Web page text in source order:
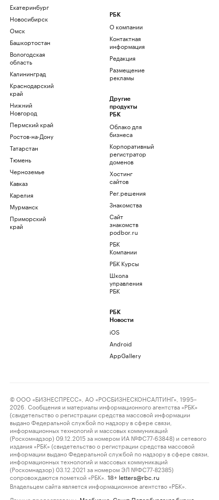
Екатеринбург
Новосибирск
Омск
Башкортостан
Вологодская
область
Калининград
Краснодарский
край
Нижний
Новгород
Пермский край
Ростов-на-Дону
Татарстан
Тюмень
Черноземье
Кавказ
Карелия
Мурманск
Приморский
край
РБК
О компании
Контактная
информация
Редакция
Размещение
рекламы
Другие
продукты
РБК
Облако для
бизнеса
Корпоративный
регистратор
доменов
Хостинг
сайтов
Рег.решения
Знакомства
Сайт
знакомств
podbor.ru
РБК
Компании
РБК Курсы
Школа
управления
РБК
РБК
Новости
iOS
Android
AppGallery
© ООО «БИЗНЕСПРЕСС», АО «РОСБИЗНЕСКОНСАЛТИНГ», 1995–
2026. Сообщения и материалы информационного агентства «РБК»
(свидетельство о регистрации средства массовой информации
выдано Федеральной службой по надзору в сфере связи,
информационных технологий и массовых коммуникаций
(Роскомнадзор) 09.12.2015 за номером ИА №ФС77-63848) и сетевого
издания «РБК» (свидетельство о регистрации средства массовой
информации выдано Федеральной службой по надзору в сфере связи,
информационных технологий и массовых коммуникаций
(Роскомнадзор) 03.12.2021 за номером ЭЛ №ФС77-82385)
сопровождаются пометкой «РБК».
18+ letters@rbc.ru
Владельцем сайта является информационное агентство «РБК».